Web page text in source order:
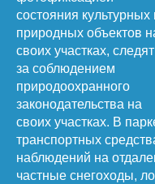
состояния культурных
природных объектов
своих участках, следят
за соблюдением
природоохранного
законодательства на
своих участках. В
транспортных
наблюдений на
частные снегоходы,